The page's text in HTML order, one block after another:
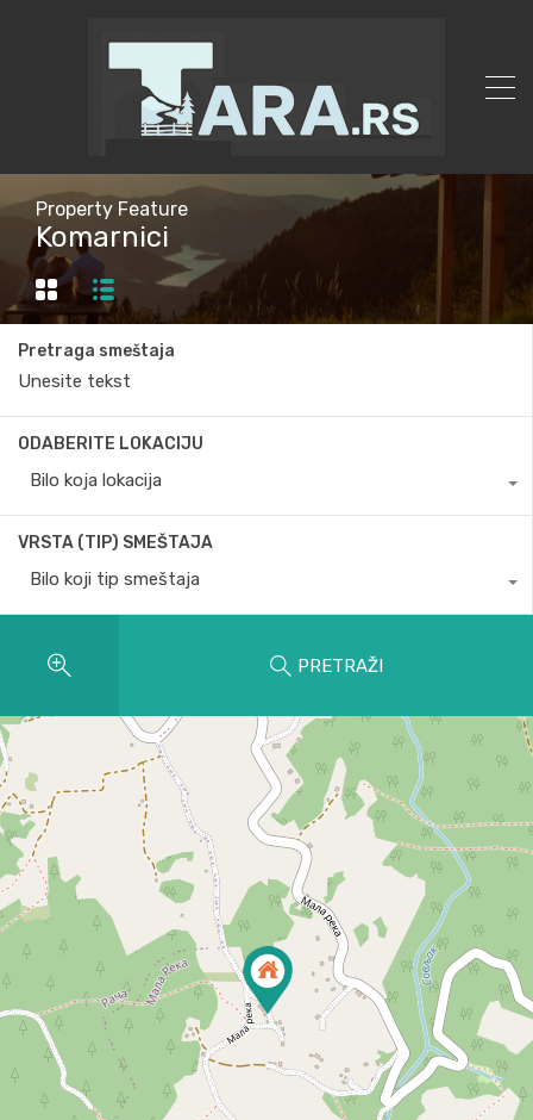
Property Feature
Komarnici
Pretraga smeštaja
ODABERITE LOKACIJU
Bilo koja lokacija
VRSTA (TIP) SMEŠTAJA
Bilo koji tip smeštaja
PRETRAŽI